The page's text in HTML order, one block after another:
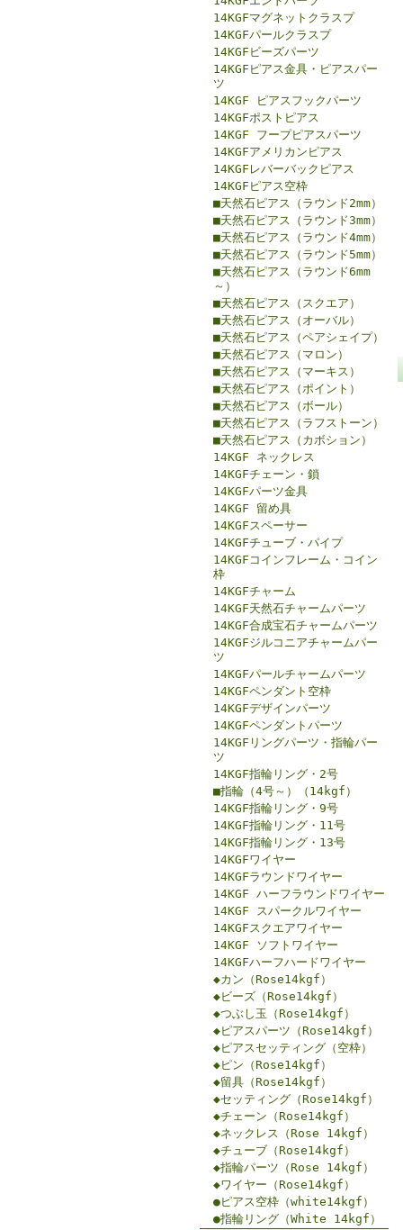
14KGFマグネットクラスプ
14KGFパールクラスプ
14KGFビーズパーツ
14KGFピアス金具・ピアスパー
ツ
14KGF ピアスフックパーツ
14KGFポストピアス
14KGF フープピアスパーツ
14KGFアメリカンピアス
14KGFレバーバックピアス
14KGFピアス空枠
■天然石ピアス（ラウンド2mm）
■天然石ピアス（ラウンド3mm）
■天然石ピアス（ラウンド4mm）
■天然石ピアス（ラウンド5mm）
■天然石ピアス（ラウンド6mm
～）
■天然石ピアス（スクエア）
■天然石ピアス（オーバル）
■天然石ピアス（ペアシェイプ）
■天然石ピアス（マロン）
■天然石ピアス（マーキス）
■天然石ピアス（ポイント）
■天然石ピアス（ボール）
■天然石ピアス（ラフストーン）
■天然石ピアス（カボション）
14KGF ネックレス
14KGFチェーン・鎖
14KGFパーツ金具
14KGF 留め具
14KGFスペーサー
14KGFチューブ・パイプ
14KGFコインフレーム・コイン
枠
14KGFチャーム
14KGF天然石チャームパーツ
14KGF合成宝石チャームパーツ
14KGFジルコニアチャームパー
ツ
14KGFパールチャームパーツ
14KGFペンダント空枠
14KGFデザインパーツ
14KGFペンダントパーツ
14KGFリングパーツ・指輪パー
ツ
14KGF指輪リング・2号
■指輪（4号～）（14kgf）
14KGF指輪リング・9号
14KGF指輪リング・11号
14KGF指輪リング・13号
14KGFワイヤー
14KGFラウンドワイヤー
14KGF ハーフラウンドワイヤー
14KGF スパークルワイヤー
14KGFスクエアワイヤー
14KGF ソフトワイヤー
14KGFハーフハードワイヤー
◆カン（Rose14kgf）
◆ビーズ（Rose14kgf）
◆つぶし玉（Rose14kgf）
◆ピアスパーツ（Rose14kgf）
◆ピアスセッティング（空枠）
◆ピン（Rose14kgf）
◆留具（Rose14kgf）
◆セッティング（Rose14kgf）
◆チェーン（Rose14kgf）
◆ネックレス（Rose 14kgf）
◆チューブ（Rose14kgf）
◆指輪パーツ（Rose 14kgf）
◆ワイヤー（Rose14kgf）
●ピアス空枠（white14kgf）
●指輪リング（White 14kgf）